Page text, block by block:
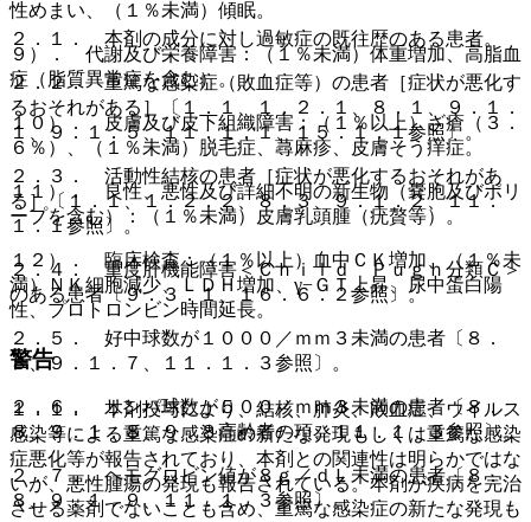
２．１． 本剤の成分に対し過敏症の既往歴のある患者。
２．２． 重篤な感染症（敗血症等）の患者［症状が悪化す
るおそれがある］〔１．１、１．２．１、８．１、９．１．
１、９．１．５、１１．１．１、１５．１．１参照〕。
２．３． 活動性結核の患者［症状が悪化するおそれがあ
る］〔１．１、１．２．２、８．３、９．１．２、１１．
１．１参照〕。
２．４． 重度肝機能障害＜Ｃｈｉｌｄ Ｐｕｇｈ分類Ｃ＞
のある患者〔９．３．１、１６．６．２参照〕。
２．５． 好中球数が１０００／ｍｍ３未満の患者〔８．
８、９．１．７、１１．１．３参照〕。
２．６． リンパ球数が５００／ｍｍ３未満の患者〔８．
８、９．１．８、９．８高齢者の項、１１．１．３参照〕。
２．７． ヘモグロビン値が８ｇ／ｄＬ未満の患者〔８．
８、９．１．９、１１．１．３参照〕。
性めまい、（１％未満）傾眠。
９）． 代謝及び栄養障害：（１％未満）体重増加、高脂血
症（脂質異常症を含む）。
１０）． 皮膚及び皮下組織障害：（１％以上）ざ瘡（３．
６％）、（１％未満）脱毛症、蕁麻疹、皮膚そう痒症。
１１）． 良性、悪性及び詳細不明の新生物（嚢胞及びポリ
ープを含む）：（１％未満）皮膚乳頭腫（疣贅等）。
１２）． 臨床検査：（１％以上）血中ＣＫ増加、（１％未
満）ＮＫ細胞減少、ＬＤＨ増加、γ−ＧＴ上昇、尿中蛋白陽
性、プロトロンビン時間延長。
警告
１．１． 本剤投与により、結核、肺炎、敗血症、ウイルス
感染等による重篤な感染症の新たな発現もしくは重篤な感染
症悪化等が報告されており、本剤との関連性は明らかではな
いが、悪性腫瘍の発現も報告されている。本剤が疾病を完治
させる薬剤でないことも含め、重篤な感染症の新たな発現も